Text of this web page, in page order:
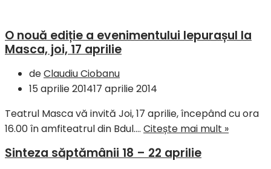
O nouă ediție a evenimentului Iepurașul la
Masca, joi, 17 aprilie
deClaudiu Ciobanu
15 aprilie 201417 aprilie 2014
Teatrul Masca vă invită Joi, 17 aprilie, începând cu ora
16.00 în amfiteatrul din Bdul.… Citește mai mult »
Sinteza săptămânii 18 – 22 aprilie